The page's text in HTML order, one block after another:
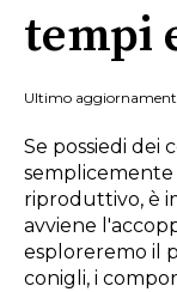
tempi
Ultimo
Se possiedi dei
riproduttivo, è
avviene
esploreremo il
conigli, i